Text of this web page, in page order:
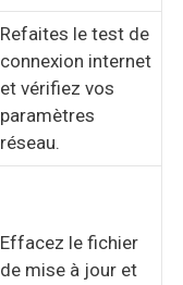
Refaites le test de
connexion internet
et vérifiez vos
paramètres
réseau.
Effacez le fichier
de mise à jour et